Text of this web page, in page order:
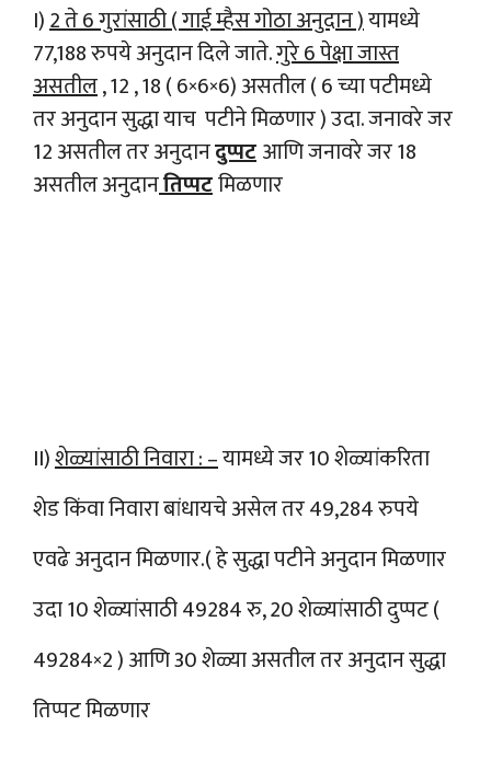
I)2 ते 6 गुरांसाठी ( गाई म्हैस गोठा अनुदान )यामध्ये
77,188 रुपये अनुदान दिले जाते.गुरे 6 पेक्षा जास्त
असतील, 12 , 18 ( 6×6×6) असतील ( 6 च्या पटीमध्ये
तर अनुदान सुद्धा याच पटीने मिळणार ) उदा. जनावरे जर
12 असतील तर अनुदानदुप्पटआणि जनावरे जर 18
असतील अनुदानतिप्पटमिळणार
II)शेळ्यांसाठी निवारा : –यामध्ये जर 10 शेळ्यांकरिता
शेड किंवा निवारा बांधायचे असेल तर 49,284 रुपये
एवढे अनुदान मिळणार.( हे सुद्धा पटीने अनुदान मिळणार
उदा 10 शेळ्यांसाठी 49284 रु, 20 शेळ्यांसाठी दुप्पट (
49284×2 ) आणि 30 शेळ्या असतील तर अनुदान सुद्धा
तिप्पट मिळणार